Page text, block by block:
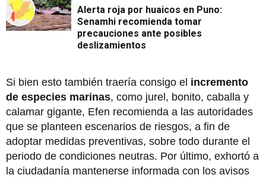
Alerta roja por huaicos en Puno:
Senamhi recomienda tomar
precauciones ante posibles
deslizamientos
Si bien esto también traería consigo el incremento
de especies marinas, como jurel, bonito, caballa y
calamar gigante, Efen recomienda a las autoridades
que se planteen escenarios de riesgos, a fin de
adoptar medidas preventivas, sobre todo durante el
periodo de condiciones neutras. Por último, exhortó a
la ciudadanía mantenerse informada con los avisos